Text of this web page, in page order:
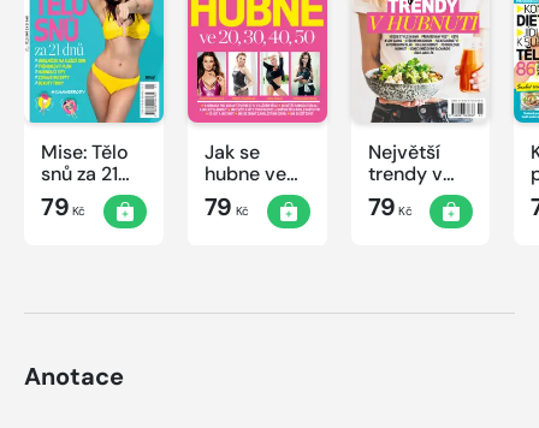
Mise: Tělo
snů za 21
dnů
79 Kč
Jak se
hubne ve
20, 30, 40,
50
79 Kč
Největší
trendy v
hubnutí
79 Kč
Anotace